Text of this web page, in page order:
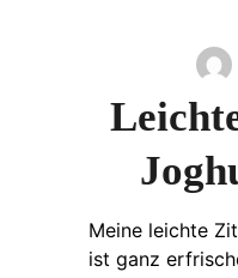
Meine leichte
ist ganz